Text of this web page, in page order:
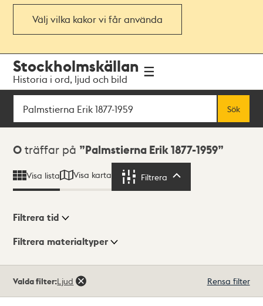
Välj vilka kakor vi får använda
navigationen
huvudinnehållet
Stockholmskällan
Historia i ord, ljud och bild
Sök
Sök
Sökresultat
0 träffar på Palmstierna Erik 1877-1959
Visa lista Visa karta Filtrera
Visningsläge
Filtrera tid
Filtrera materialtyper
träffar
Valda filter:Ljud Rensa filter